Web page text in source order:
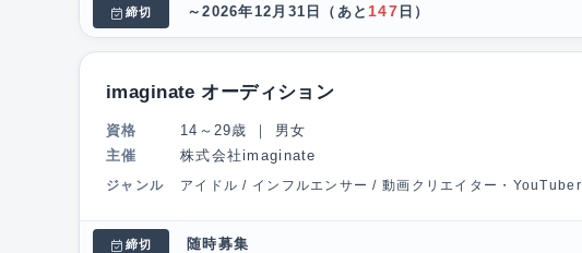
締切 ～2026年12月31日 （あと 147 日）
imaginate オーディション
資格 14～29歳 ｜ 男女
主催
株式会社imaginate
ジャンル アイドル / インフルエンサー / 動画クリエイター・YouTuber
締切 随時募集